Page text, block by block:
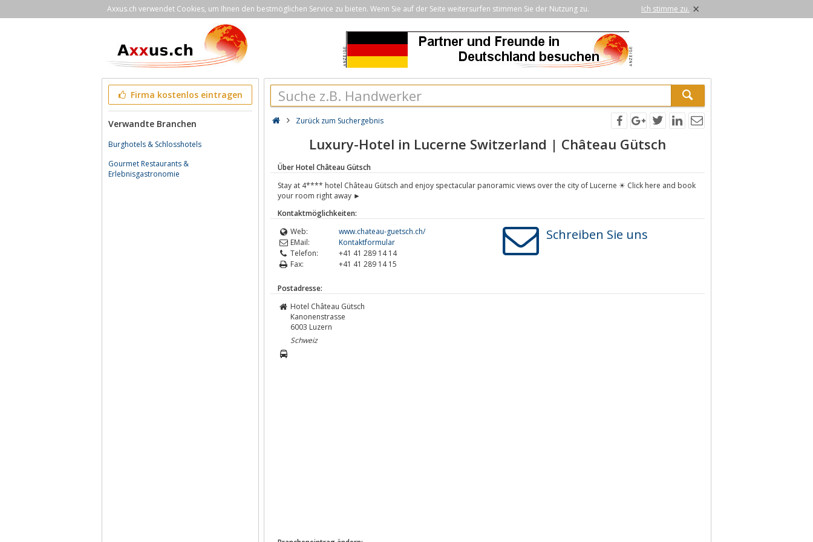
Axxus.ch verwendet Cookies, um Ihnen den bestmöglichen Service zu bieten. Wenn Sie auf der Seite weitersurfen stimmen Sie der Nutzung zu. Ich stimme zu. ×
Firma kostenlos eintragen
Verwandte Branchen
Burghotels & Schlosshotels
Gourmet Restaurants &
Erlebnisgastronomie
Zurück zum Suchergebnis
Luxury-Hotel in Lucerne Switzerland | Château Gütsch
Über Hotel Château Gütsch
Stay at 4**** hotel Château Gütsch and enjoy spectacular panoramic views over the city of Lucerne ☀ Click here and book
your room right away ►
Kontaktmöglichkeiten:
Web:
www.chateau-guetsch.ch/
EMail:
Kontaktformular
Telefon:
+41 41 289 14 14
Fax:
+41 41 289 14 15
Schreiben Sie uns
Postadresse:
Hotel Château Gütsch
Kanonenstrasse
6003 Luzern
Schweiz